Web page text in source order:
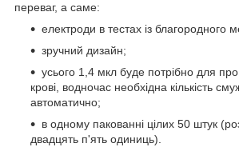
переваг, а саме:
електроди в тестах із благородного
зручний дизайн;
усього 1,4 мкл буде потрібно для
крові, водночас необхідна кількість
автоматично;
в одному пакованні цілих 50 штук
двадцять п'ять одиниць).